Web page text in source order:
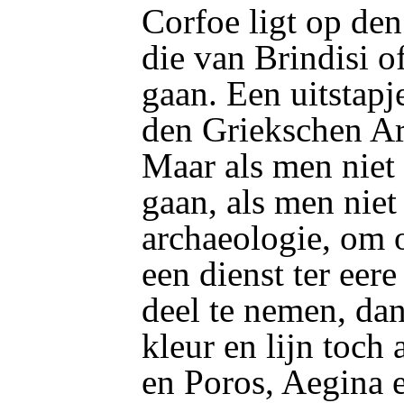
Corfoe ligt op
die van Brindisi
gaan. Een
den Griekschen
Maar als men
gaan, als men
archaeologie, om
een dienst ter
deel te nemen,
kleur en lijn toch
en Poros, Aegina